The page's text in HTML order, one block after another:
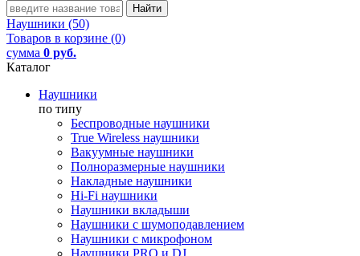
Наушники (50)
Товаров в корзине (0)
сумма 0 руб.
Каталог
Наушники
по типу
Беспроводные наушники
True Wireless наушники
Вакуумные наушники
Полноразмерные наушники
Накладные наушники
Hi-Fi наушники
Наушники вкладыши
Наушники с шумоподавлением
Наушники с микрофоном
Наушники PRO и DJ